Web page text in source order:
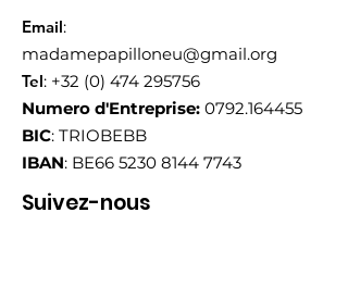
Email:
madamepapilloneu@gmail.org
Tel: +32 (0) 474 295756
Numero d'Entreprise: 0792.164455
BIC: TRIOBEBB
IBAN: BE66 5230 8144 7743
Suivez-nous